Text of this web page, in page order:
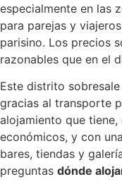
especialmente en las
para parejas y
parisino. Los precios
razonables que en el
Este distrito
gracias al transporte
alojamiento que
económicos, y con
bares, tiendas y
preguntas dónde